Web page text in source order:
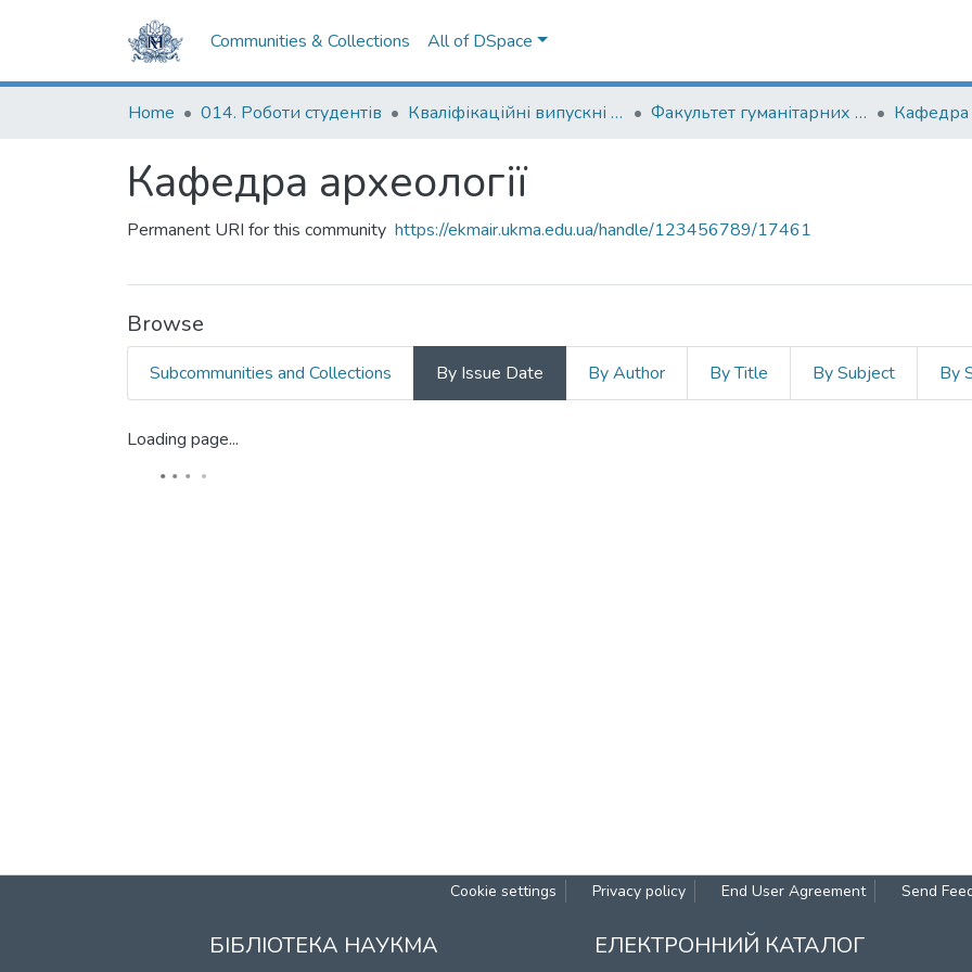
Communities & Collections All of DSpace
Home 014. Роботи студентів Кваліфікаційні випускні роботи здобувачів вищої освіти бакалаврських програм Факультет гуманітарних наук Кафедра
Кафедра археології
Permanent URI for this community https://ekmair.ukma.edu.ua/handle/123456789/17461
Browse
Subcommunities and Collections By Issue Date By Author By Title By Subject By
Loading page...
Cookie settings Privacy policy End User Agreement Send
БІБЛІОТЕКА НАУКМА ЕЛЕКТРОННИЙ КАТАЛОГ